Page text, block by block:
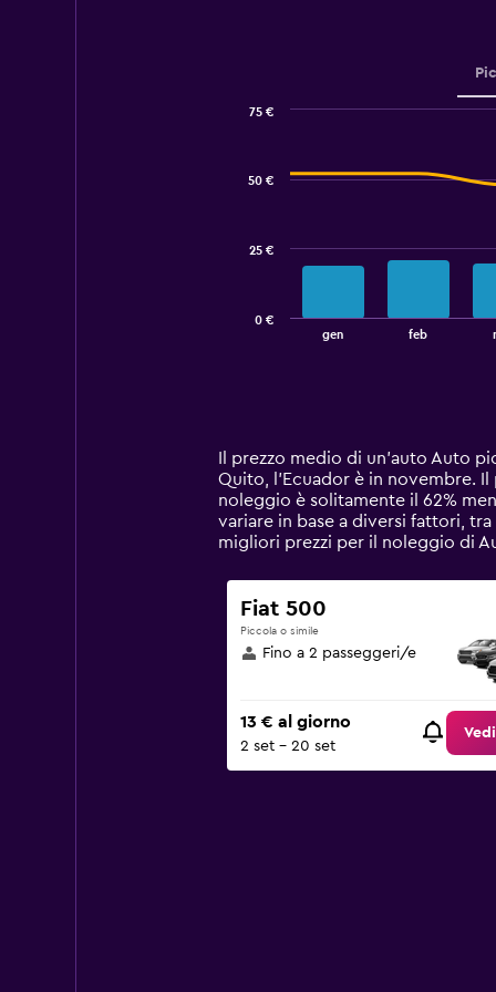
14
categories.
The
chart
has
Y
axis
displaying
values.
Range:
75.
gen feb
0 €
25 €
50 €
75 €
End
Il prezzo medio di un'auto Auto
Quito, l'Ecuador è in novembre. Il
noleggio è solitamente il 62%
variare in base a diversi fattori,
migliori prezzi per il noleggio di
Fiat 500
Piccola o simile
Fino a 2 passeggeri/e
13 € al giorno
2 set - 20 set